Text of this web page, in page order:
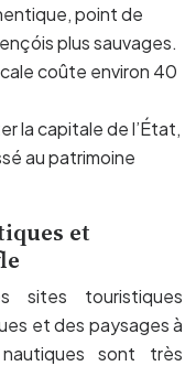
point de
plus sauvages.
coûte environ 40
la capitale de l’État,
au patrimoine
et
sites touristiques
et des paysages à
sont très